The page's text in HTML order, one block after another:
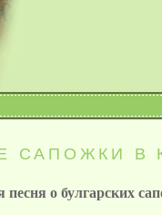
САПОЖКИ В
песня о булгарских